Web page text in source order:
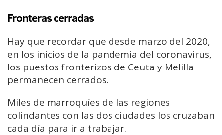
Fronteras cerradas
Hay que recordar que desde marzo del 2020,
en los inicios de la pandemia del coronavirus,
los puestos fronterizos de Ceuta y Melilla
permanecen cerrados.
Miles de marroquíes de las regiones
colindantes con las dos ciudades los cruzaban
cada día para ir a trabajar.